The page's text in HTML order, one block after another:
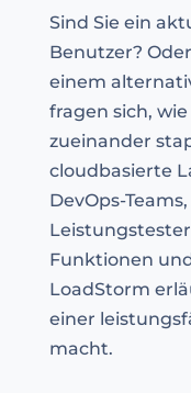
Sind Sie ein
Benutzer?
einem
fragen sich,
zueinander
cloudbasierte
DevOps-
Funktionen
LoadStorm
einer
macht.